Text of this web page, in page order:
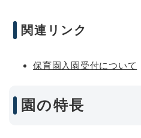
関連リンク
保育園入園受付について
園の特長